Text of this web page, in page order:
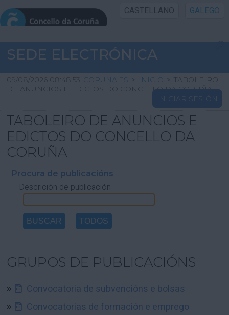
CASTELLANO GALEGO
INICIO SEDE
INICIO
INFORMACIÓN PÚBLICA
CARTAFOL CIDADÁN
AXUDA
SEDE ELECTRÓNICA
09/08/2026 08:48:53 CORUNA.ES > INICIO > TABOLEIRO
DE ANUNCIOS E EDICTOS DO CONCELLO DA CORUÑA
INICIAR SESIÓN
TABOLEIRO DE ANUNCIOS E
EDICTOS DO CONCELLO DA
CORUÑA
Procura de publicacións
Descrición de publicación
GRUPOS DE PUBLICACIÓNS
Convocatoria de subvencións e bolsas
Convocatorias de formación e emprego